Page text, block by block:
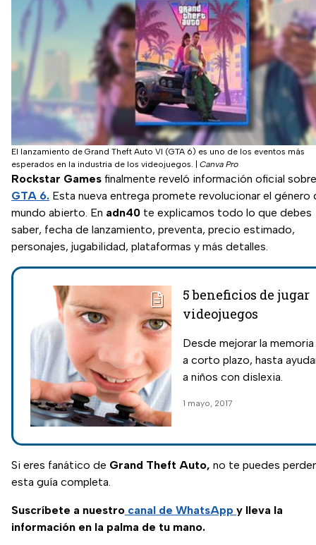
El lanzamiento de Grand Theft Auto VI (GTA 6) es uno de los eventos más
esperados en la industria de los videojuegos. | Canva Pro
Rockstar Games finalmente reveló información oficial sobre
GTA 6. Esta nueva entrega promete revolucionar el género
mundo abierto. En adn40 te explicamos todo lo que debes
saber, fecha de lanzamiento, preventa, precio estimado,
personajes, jugabilidad, plataformas y más detalles.
5 beneficios de jugar
videojuegos
Desde mejorar la memoria
a corto plazo, hasta
a niños con dislexia.
1 mayo, 2017
Si eres fanático de Grand Theft Auto, no te puedes perder
esta guía completa.
Suscríbete a nuestro canal de WhatsApp y lleva la
información en la palma de tu mano.